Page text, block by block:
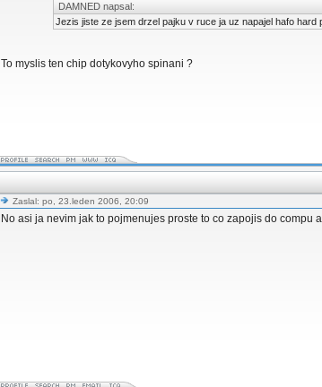
DAMNED napsal:
Jezis jiste ze jsem drzel pajku v ruce ja uz napajel hafo
To myslis ten chip dotykovyho spinani ?
Zaslal: po, 23.leden 2006, 20:09
No asi ja nevim jak to pojmenujes proste to co zapojis do compu